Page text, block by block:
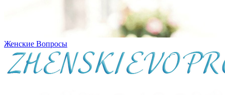
Женские Вопросы